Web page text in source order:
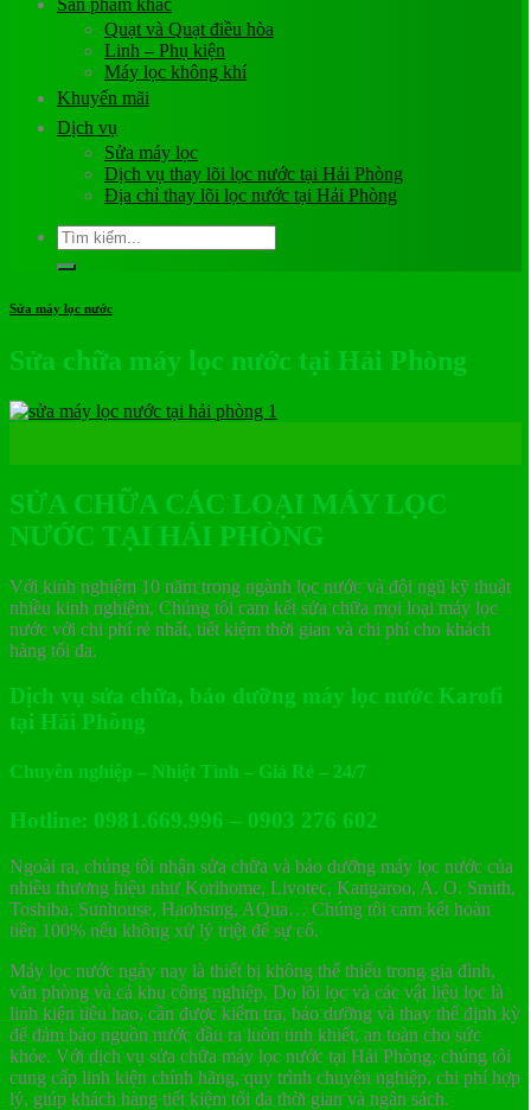
Sản phẩm khác
Quạt và Quạt điều hòa
Linh – Phụ kiện
Máy lọc không khí
Khuyến mãi
Dịch vụ
Sửa máy lọc
Dịch vụ thay lõi lọc nước tại Hải Phòng
Địa chỉ thay lõi lọc nước tại Hải Phòng
Tìm
kiếm:
Sửa máy lọc nước
Sửa chữa máy lọc nước tại Hải Phòng
SỬA CHỮA CÁC LOẠI MÁY LỌC
NƯỚC TẠI HẢI PHÒNG
Với kinh nghiệm 10 năm trong ngành lọc nước và đội ngũ kỹ thuật
nhiều kinh nghiệm, Chúng tôi cam kết sửa chữa mọi loại máy lọc
nước với chi phí rẻ nhất, tiết kiệm thời gian và chi phí cho khách
hàng tối đa.
Dịch vụ sửa chữa, bảo dưỡng máy lọc nước Karofi
tại Hải Phòng
Chuyên nghiệp – Nhiệt Tình – Giá Rẻ – 24/7
Hotline: 0981.669.996 – 0903 276 602
Ngoài ra, chúng tôi nhận sửa chữa và bảo dưỡng máy lọc nước của
nhiều thương hiệu như Korihome, Livotec, Kangaroo, A. O. Smith,
Toshiba, Sunhouse, Haohsing, AQua… Chúng tôi cam kết hoàn
tiền 100% nếu không xử lý triệt để sự cố.
Máy lọc nước ngày nay là thiết bị không thể thiếu trong gia đình,
văn phòng và cả khu công nghiệp. Do lõi lọc và các vật liệu lọc là
linh kiện tiêu hao, cần được kiểm tra, bảo dưỡng và thay thế định kỳ
để đảm bảo nguồn nước đầu ra luôn tinh khiết, an toàn cho sức
khỏe. Với dịch vụ sửa chữa máy lọc nước tại Hải Phòng, chúng tôi
cung cấp linh kiện chính hãng, quy trình chuyên nghiệp, chi phí hợp
lý, giúp khách hàng tiết kiệm tối đa thời gian và ngân sách.